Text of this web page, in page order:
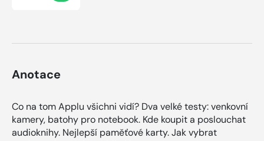
Anotace
Co na tom Applu všichni vidí? Dva velké testy: venkovní
kamery, batohy pro notebook. Kde koupit a poslouchat
audioknihy. Nejlepší paměťové karty. Jak vybrat